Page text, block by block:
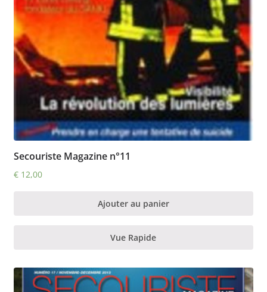
Secouriste Magazine n°11
€12,00
Ajouter au panier
Vue Rapide